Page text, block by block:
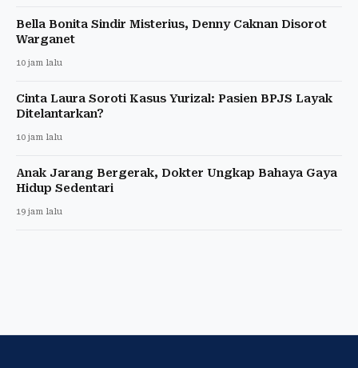
Bella Bonita Sindir Misterius, Denny Caknan Disorot
Warganet
10 jam lalu
Cinta Laura Soroti Kasus Yurizal: Pasien BPJS Layak
Ditelantarkan?
10 jam lalu
Anak Jarang Bergerak, Dokter Ungkap Bahaya Gaya
Hidup Sedentari
19 jam lalu